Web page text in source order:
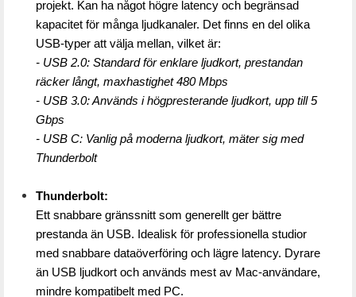
projekt. Kan ha något högre latency och begränsad
kapacitet för många ljudkanaler. Det finns en del olika
USB-typer att välja mellan, vilket är:
- USB 2.0: Standard för enklare ljudkort, prestandan
räcker långt, maxhastighet 480 Mbps
- USB 3.0: Används i högpresterande ljudkort, upp till 5
Gbps
- USB C: Vanlig på moderna ljudkort, mäter sig med
Thunderbolt
Thunderbolt:
Ett snabbare gränssnitt som generellt ger bättre
prestanda än USB. Idealisk för professionella studior
med snabbare dataöverföring och lägre latency. Dyrare
än USB ljudkort och används mest av Mac-användare,
mindre kompatibelt med PC.